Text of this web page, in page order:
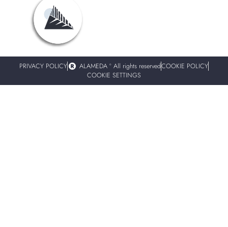
PRIVACY POLICY ALAMEDA º All rights reservedCOOKIE POLICY
COOKIE SETTINGS